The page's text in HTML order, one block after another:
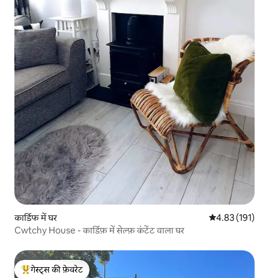
कार्डिफ में घर औसत रेटिंग 5 में से
4.83 (191)
Cwtchy House - कार्डिफ़ में सेल्फ़ कंटेंट वाला घर
गेस्ट्स की फ़ेवरेट